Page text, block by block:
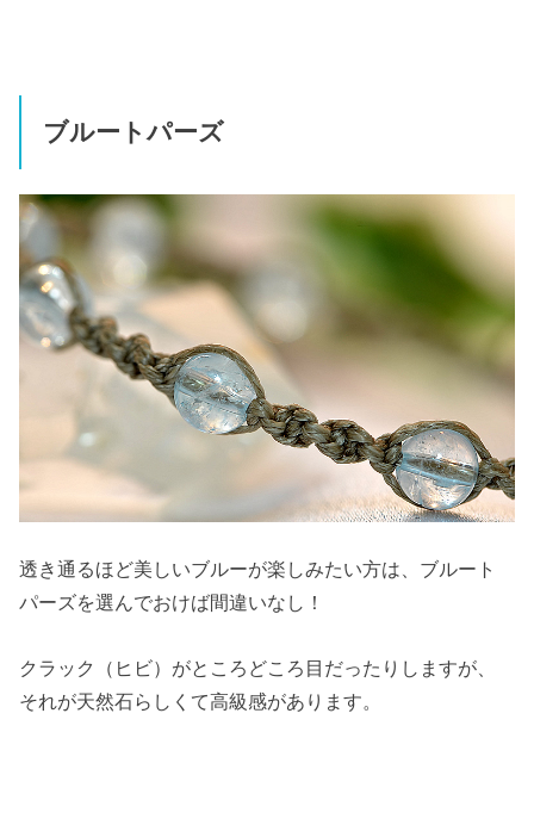
ブルートパーズ
透き通るほど美しいブルーが楽しみたい方は、ブルート
パーズを選んでおけば間違いなし！
クラック（ヒビ）がところどころ目だったりしますが、
それが天然石らしくて高級感があります。